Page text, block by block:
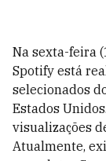
Na sexta-feira
Spotify está
selecionados
Estados
visualizações
Atualmente,